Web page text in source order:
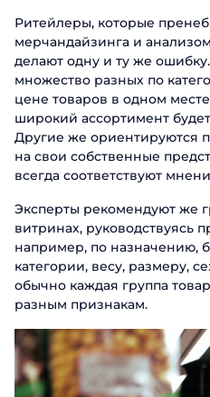
Ритейлеры, которые
мерчандайзинга и
делают одну и ту же
множество разных по
цене товаров в одном
широкий ассортимент
Другие же ориентируются
на свои собственные
всегда соответствуют
Эксперты рекомендуют же
витринах, руководствуясь
например, по назначению,
категории, весу, размеру,
обычно каждая группа
разным признакам.